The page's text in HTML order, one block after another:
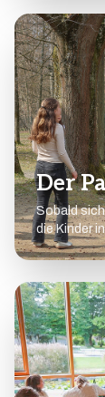
Der
Sobald
die Kinder